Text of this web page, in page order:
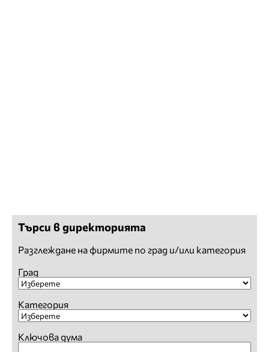
Търси в директорията
Разглеждане на фирмите по град и/или категория
Град
Категория
Ключова дума